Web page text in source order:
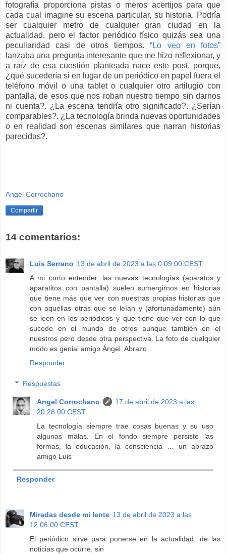
fotografía proporciona pistas o meros acertijos para que
cada cual imagine su escena particular, su historia. Podría
ser cualquier metro de cualquier gran ciudad en la
actualidad, pero el factor periódico físico quizás sea una
peculiaridad casi de otros tiempos.“Lo veo en fotos”
lanzaba una pregunta interesante que me hizo reflexionar, y
a raíz de esa cuestión planteada nace este post, porque,
¿qué sucedería si en lugar de un periódico en papel fuera el
teléfono móvil o una tablet o cualquier otro artilugio con
pantalla, de esos que nos roban nuestro tiempo sin darnos
ni cuenta?. ¿La escena tendría otro significado?. ¿Serían
comparables?. ¿La tecnología brinda nuevas oportunidades
o en realidad son escenas similares que narran historias
parecidas?.
Angel Corrochano
Compartir
14 comentarios:
Luis Serrano 13 de abril de 2023 a las 0:09:00 CEST
A mi corto entender, las nuevas tecnologías (aparatos y
aparatitos con pantalla) suelen sumergirnos en historias
que tiene más que ver con nuestras propias historias que
con aquellas otras que se leían y (afortunadamente) aún
se leen en los periódicos y que tiene que ver con lo que
sucede en el mundo de otros aunque también en el
nuestros pero desde otra perspectiva. La foto de cualquier
modo es genial amigo Ángel. Abrazo
Responder
Respuestas
Angel Corrochano
17 de abril de 2023 a las
20:28:00 CEST
La tecnología siempre trae cosas buenas y su uso
algunas malas. En el fondo siempre persiste las
formas, la educación, la consciencia … un abrazo
amigo Luis
Responder
Miradas desde mi lente 13 de abril de 2023 a las
12:06:00 CEST
El periódico sirve para ponerse en la actualidad, de las
noticias que ocurre, sin